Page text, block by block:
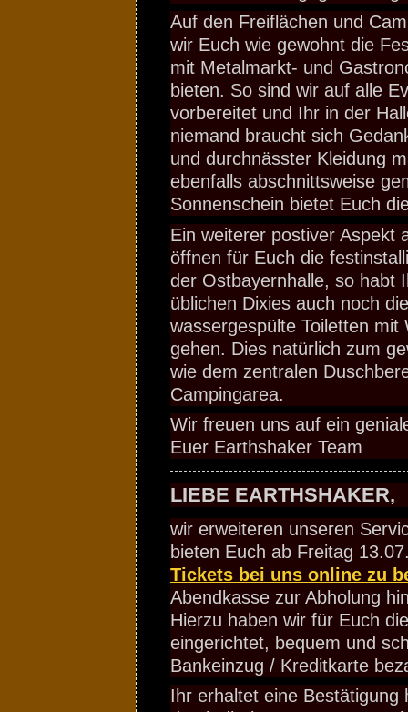
Auf den Freiflächen und
wir Euch wie gewohnt die
mit Metalmarkt- und
bieten. So sind wir auf alle
vorbereitet und Ihr in der
niemand braucht sich
und durchnässter Kleidung
ebenfalls abschnittsweise
Sonnenschein bietet Euch
Ein weiterer postiver Aspekt
öffnen für Euch die
der Ostbayernhalle, so habt
üblichen Dixies auch noch
wassergespülte Toiletten mit
gehen. Dies natürlich zum
wie dem zentralen
Campingarea.
Wir freuen uns auf ein
Euer Earthshaker Team
LIEBE EARTHSHAKER,
wir erweiteren unseren
bieten Euch ab Freitag
Tickets bei uns online zu
Abendkasse zur Abholung
Hierzu haben wir für Euch
eingerichtet, bequem und
Bankeinzug / Kreditkarte
Ihr erhaltet eine Bestätigung